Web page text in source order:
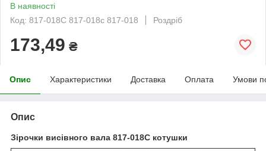
В наявності
Код: 817-018C 817-018с 817-018
Роздріб
173,49 ₴
Опис Характеристики Доставка Оплата Умови
Опис
Зірочки висівного вала 817-018C котушки